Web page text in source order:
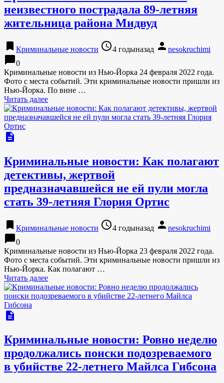
неизвестного пострадала 89-летняя
жительница района Мидвуд
bookmark Криминальные новости access_time4 годыназад person nesokruchimi
chat_bubble0
Криминальные новости из Нью-Йорка 24 февраля 2022 года.
Фото с места событий. Эти криминальные новости пришли из
Нью-Йорка. По вине …
Читать далее
description
Криминальные новости: Как полагают
детективы, жертвой
предназначавшейся не ей пули могла
стать 39-летняя Глория Ортис
bookmark Криминальные новости access_time4 годыназад person nesokruchimi
chat_bubble0
Криминальные новости из Нью-Йорка 23 февраля 2022 года.
Фото с места событий. Эти криминальные новости пришли из
Нью-Йорка. Как полагают …
Читать далее
description
Криминальные новости: Ровно неделю
продолжались поиски подозреваемого
в убийстве 22-летнего Майлса Гибсона